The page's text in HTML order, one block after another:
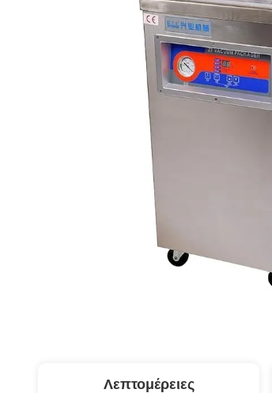
Λεπτομέρειες